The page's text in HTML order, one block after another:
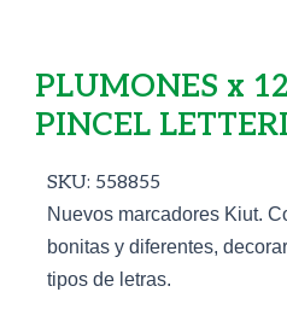
PLUMONES x
PINCEL
SKU: 558855
Nuevos marcadores Kiut.
bonitas y diferentes,
tipos de letras.